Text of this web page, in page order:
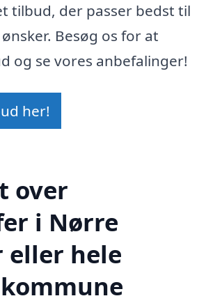
tilbud, der passer bedst til
Besøg os for at
og se vores anbefalinger!
her!
over
i Nørre
eller hele